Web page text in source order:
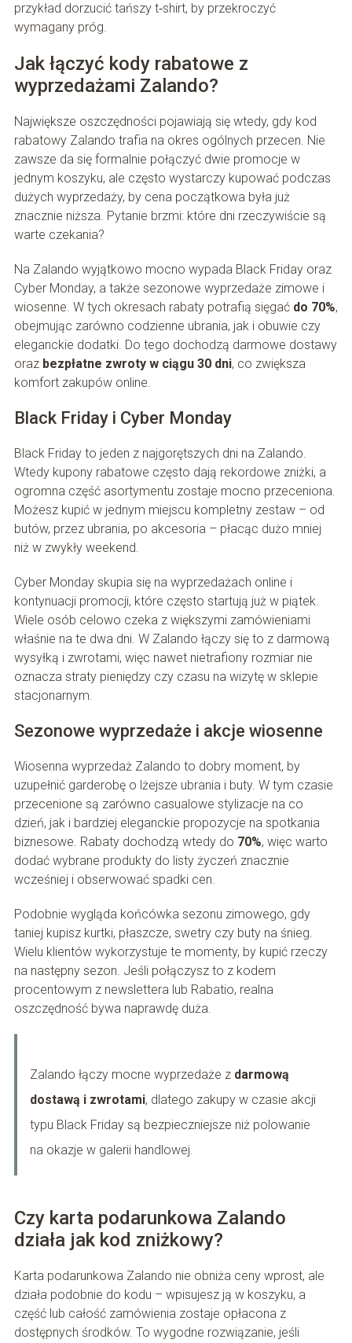
przykład dorzucić tańszy t‑shirt, by przekroczyć
wymagany próg.
Jak łączyć kody rabatowe z
wyprzedażami Zalando?
Największe oszczędności pojawiają się wtedy, gdy kod
rabatowy Zalando trafia na okres ogólnych przecen. Nie
zawsze da się formalnie połączyć dwie promocje w
jednym koszyku, ale często wystarczy kupować podczas
dużych wyprzedaży, by cena początkowa była już
znacznie niższa. Pytanie brzmi: które dni rzeczywiście są
warte czekania?
Na Zalando wyjątkowo mocno wypada Black Friday oraz
Cyber Monday, a także sezonowe wyprzedaże zimowe i
wiosenne. W tych okresach rabaty potrafią sięgać do 70%,
obejmując zarówno codzienne ubrania, jak i obuwie czy
eleganckie dodatki. Do tego dochodzą darmowe dostawy
oraz bezpłatne zwroty w ciągu 30 dni, co zwiększa
komfort zakupów online.
Black Friday i Cyber Monday
Black Friday to jeden z najgorętszych dni na Zalando.
Wtedy kupony rabatowe często dają rekordowe zniżki, a
ogromna część asortymentu zostaje mocno przeceniona.
Możesz kupić w jednym miejscu kompletny zestaw – od
butów, przez ubrania, po akcesoria – płacąc dużo mniej
niż w zwykły weekend.
Cyber Monday skupia się na wyprzedażach online i
kontynuacji promocji, które często startują już w piątek.
Wiele osób celowo czeka z większymi zamówieniami
właśnie na te dwa dni. W Zalando łączy się to z darmową
wysyłką i zwrotami, więc nawet nietrafiony rozmiar nie
oznacza straty pieniędzy czy czasu na wizytę w sklepie
stacjonarnym.
Sezonowe wyprzedaże i akcje wiosenne
Wiosenna wyprzedaż Zalando to dobry moment, by
uzupełnić garderobę o lżejsze ubrania i buty. W tym czasie
przecenione są zarówno casualowe stylizacje na co
dzień, jak i bardziej eleganckie propozycje na spotkania
biznesowe. Rabaty dochodzą wtedy do 70%, więc warto
dodać wybrane produkty do listy życzeń znacznie
wcześniej i obserwować spadki cen.
Podobnie wygląda końcówka sezonu zimowego, gdy
taniej kupisz kurtki, płaszcze, swetry czy buty na śnieg.
Wielu klientów wykorzystuje te momenty, by kupić rzeczy
na następny sezon. Jeśli połączysz to z kodem
procentowym z newslettera lub Rabatio, realna
oszczędność bywa naprawdę duża.
Zalando łączy mocne wyprzedaże z darmową
dostawą i zwrotami, dlatego zakupy w czasie akcji
typu Black Friday są bezpieczniejsze niż polowanie
na okazje w galerii handlowej.
Czy karta podarunkowa Zalando
działa jak kod zniżkowy?
Karta podarunkowa Zalando nie obniża ceny wprost, ale
działa podobnie do kodu – wpisujesz ją w koszyku, a
część lub całość zamówienia zostaje opłacona z
dostępnych środków. To wygodne rozwiązanie, jeśli